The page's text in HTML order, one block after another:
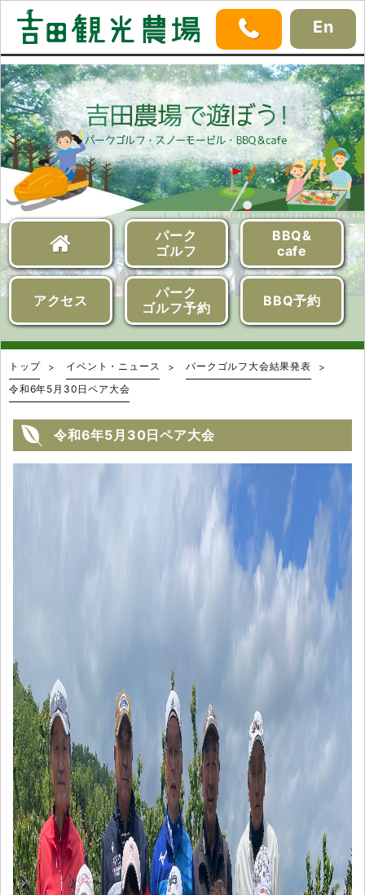
En
パーク
ゴルフ
BBQ&
cafe
アクセス
パーク
ゴルフ予約
BBQ予約
トップ イベント・ニュース
パークゴルフ大会結果発表
令和6年5月30日ペア大会
令和6年5月30日ペア大会